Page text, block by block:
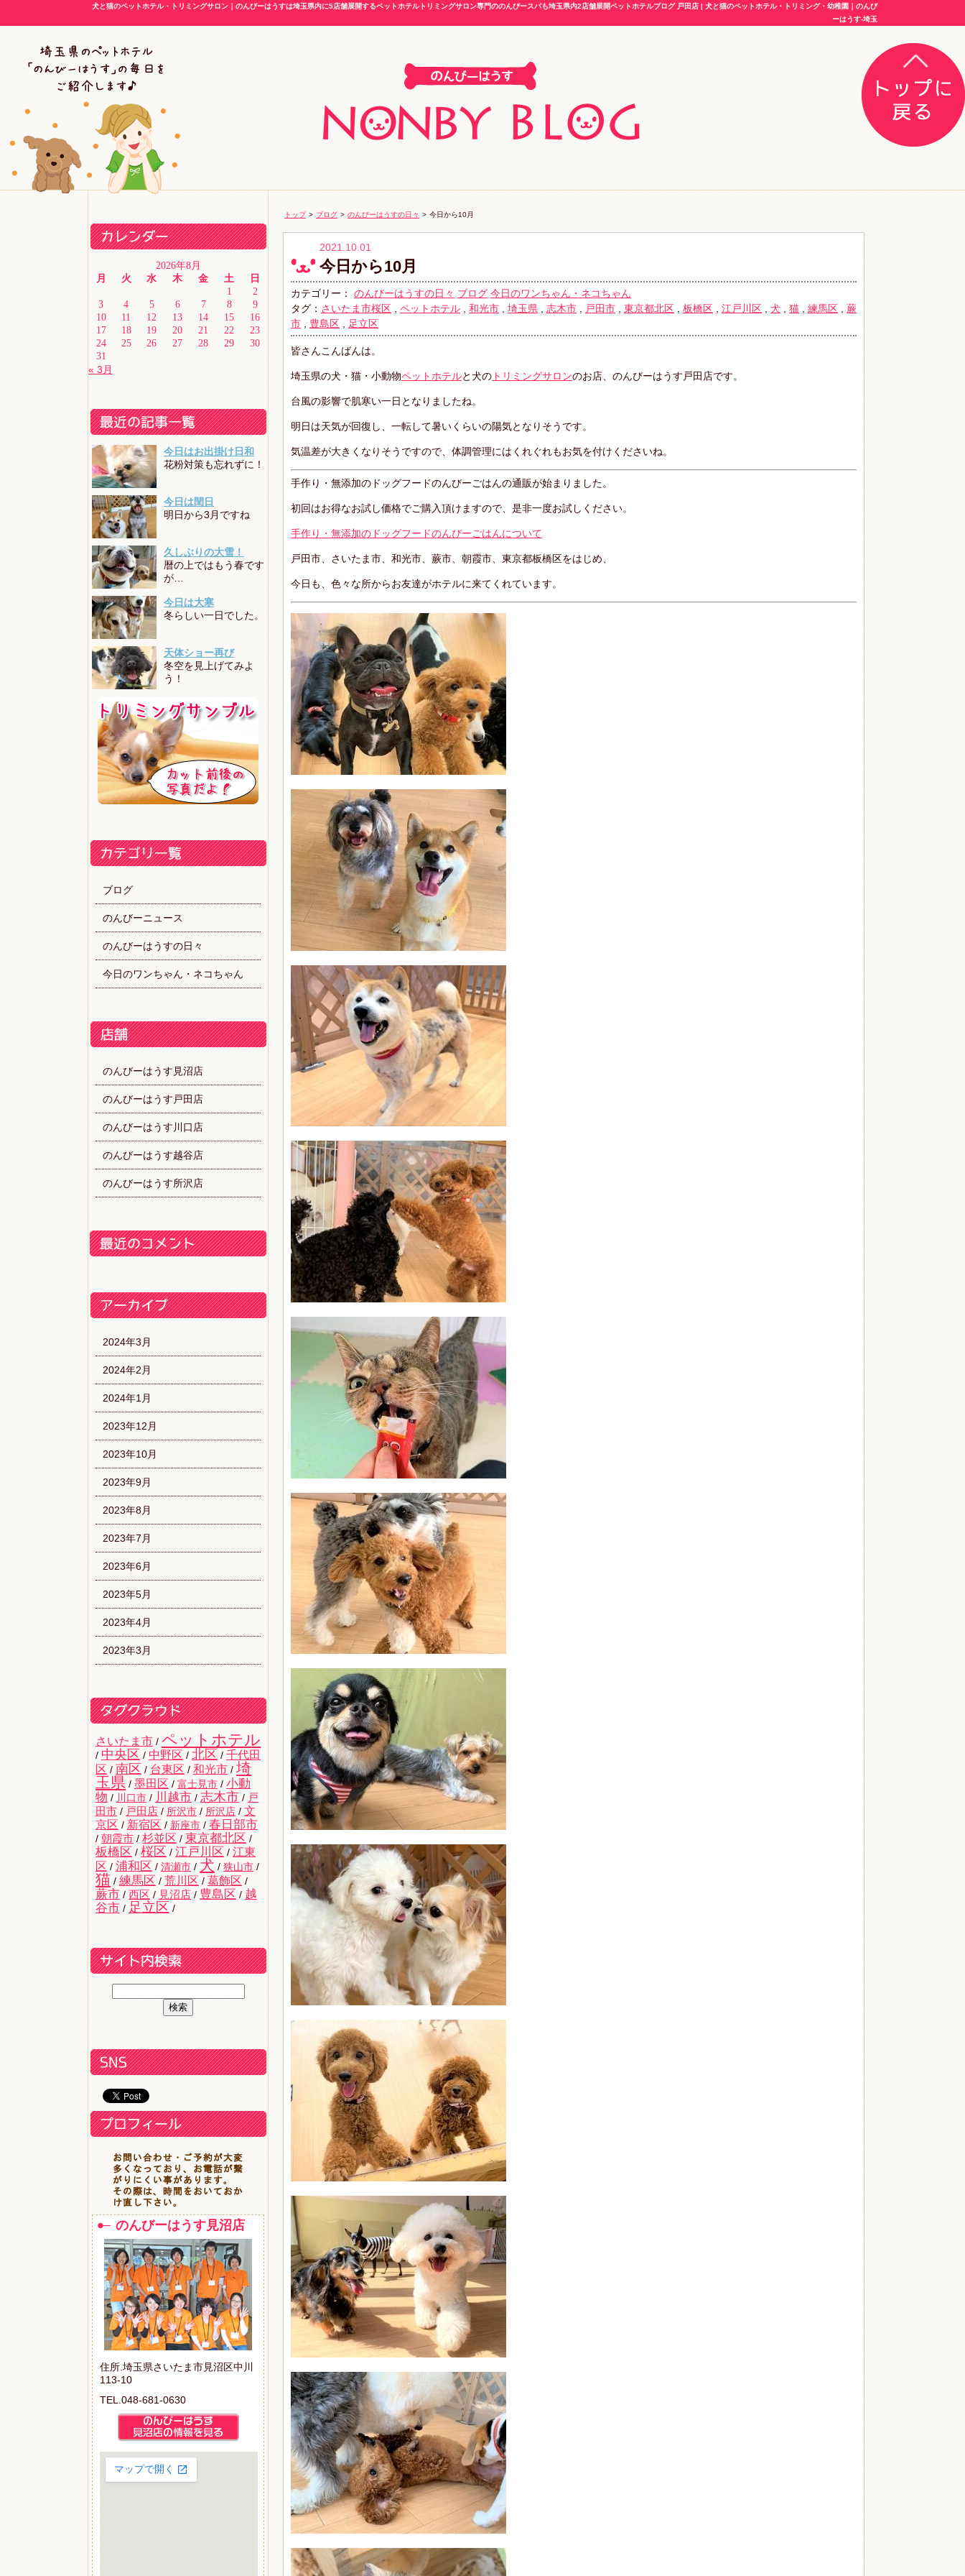
犬と猫のペットホテル・トリミングサロン｜のんびーはうすは埼玉県内に5店舗展開するペットホテルトリミングサロン専門ののんびースパも埼玉県内2店舗展開ペットホテルブログ 戸田店 | 犬と猫のペットホテル・トリミング・幼稚園｜のんび
ーはうす-埼玉
2026年8月
月
火 水 木 金 土
日
1
2
3
4 5 6 7 8
9
10
11 12 13 14 15
16
17
18 19 20 21 22
23
24
25 26 27 28 29
30
31
« 3月
今日はお出掛け日和
花粉対策も忘れずに！
今日は閏日
明日から3月ですね
久しぶりの大雪！
暦の上ではもう春です
が…
今日は大寒
冬らしい一日でした。
天体ショー再び
冬空を見上げてみよ
う！
ブログ
のんびーニュース
のんびーはうすの日々
今日のワンちゃん・ネコちゃん
のんびーはうす見沼店
のんびーはうす戸田店
のんびーはうす川口店
のんびーはうす越谷店
のんびーはうす所沢店
2024年3月
2024年2月
2024年1月
2023年12月
2023年10月
2023年9月
2023年8月
2023年7月
2023年6月
2023年5月
2023年4月
2023年3月
さいたま市 / ペットホテル
/ 中央区 / 中野区 / 北区 / 千代田
区 / 南区 / 台東区 / 和光市 / 埼
玉県 / 墨田区 / 富士見市 / 小動
物 / 川口市 / 川越市 / 志木市 / 戸
田市 / 戸田店 / 所沢市 / 所沢店 / 文
京区 / 新宿区 / 新座市 / 春日部市
/ 朝霞市 / 杉並区 / 東京都北区 /
板橋区 / 桜区 / 江戸川区 / 江東
区 / 浦和区 / 清瀬市 / 犬 / 狭山市 /
猫 / 練馬区 / 荒川区 / 葛飾区 /
蕨市 / 西区 / 見沼店 / 豊島区 / 越
谷市 / 足立区 /
のんびーはうす見沼店
住所.埼玉県さいたま市見沼区中川
113-10
TEL.048-681-0630
トップ > ブログ > のんびーはうすの日々 > 今日から10月
2021.10.01
今日から10月
カテゴリー： のんびーはうすの日々 ブログ 今日のワンちゃん・ネコちゃん
タグ： さいたま市桜区 ペットホテル 和光市 埼玉県 志木市 戸田市 東京都北区 板橋区 江戸川区 犬 猫 練馬区
蕨
市
豊島区 足立区
皆さんこんばんは。
埼玉県の犬・猫・小動物ペットホテルと犬の トリミングサロンのお店、のんびーはうす戸田店です。
台風の影響で肌寒い一日となりましたね。
明日は天気が回復し、一転して暑いくらいの陽気となりそうです。
気温差が大きくなりそうですので、体調管理にはくれぐれもお気を付けくださいね。
手作り・無添加のドッグフードのんびーごはんの通販が始まりました。
初回はお得なお試し価格でご購入頂けますので、是非一度お試しください。
手作り・無添加のドッグフードのんびーごはんについて
戸田市、さいたま市、和光市、蕨市、朝霞市、東京都板橋区をはじめ、
今日も、色々な所からお友達がホテルに来てくれています。